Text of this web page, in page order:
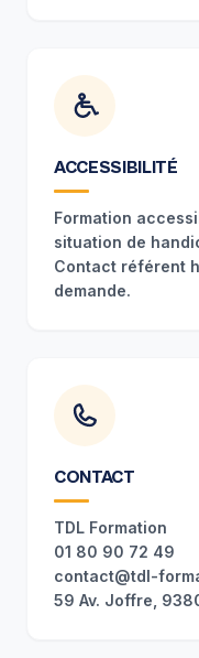
ACCESSIBILITÉ
Formation
situation de
Contact référent
demande.
CONTACT
TDL Formation
01 80 90 72 49
contact@tdl-
59 Av. Joffre,